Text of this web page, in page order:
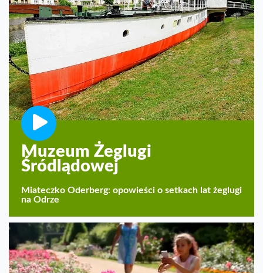
Muzeum Żeglugi
Śródlądowej
Miateczko Oderberg: opowieści o setkach lat żeglugi
na Odrze